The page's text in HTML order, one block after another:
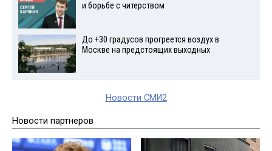
и борьбе с читерством
До +30 градусов прогреется воздух в
Москве на предстоящих выходных
Новости СМИ2
Новости партнеров